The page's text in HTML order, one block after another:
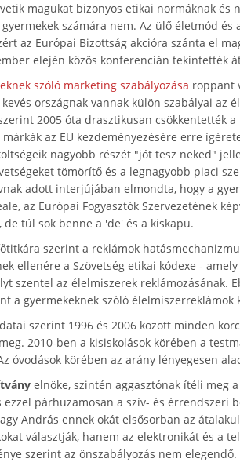
magukat bizonyos etikai normáknak és
számára nem. Az ülő életmód
az Európai Bizottság akcióra szánta el
elején közös konferencián tekintették
szóló marketing szabályozása roppant
országnak vannak külön szabályai az
2005 óta drasztikusan csökkentették
az EU kezdeményezésére erre
nagyobb részét "jót tesz neked"
tömörítő és a legnagyobb piaci
adott interjújában elmondta, hogy a
az Európai Fogyasztók Szervezetének
de túl sok benne a 'de' és a kiskapu.
szerint a reklámok
ellenére a Szövetség etikai kódexe -
szentel az élelmiszerek reklámozásának.
a gyermekeknek szóló élelmiszerreklámok
szerint 1996 és 2006 között minden
2010-ben a kisiskolások körében a
óvodások körében az arány lényegesen
elnöke, szintén aggasztónak ítéli meg
párhuzamosan a szív- és érrendszeri
András ennek okát elsősorban az
választják, hanem az elektronikát és a
szerint az önszabályozás nem